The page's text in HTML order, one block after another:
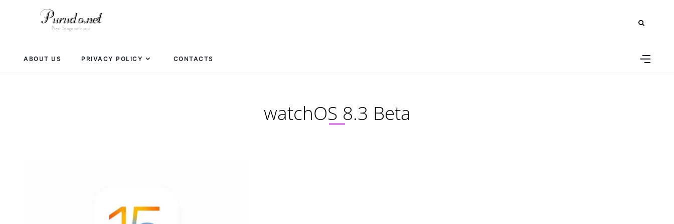
ABOUT US PRIVACY POLICY CONTACTS
watchOS 8.3 Beta